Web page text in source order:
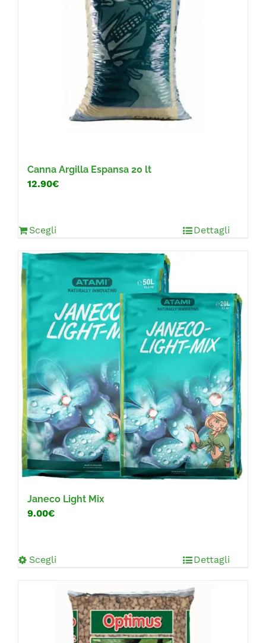
Canna Argilla Espansa 20 lt
12.90€
Scegli Dettagli
Janeco Light Mix
9.00€
Scegli Dettagli